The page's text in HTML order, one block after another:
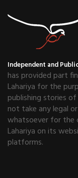
Independent and
has provided part
Lahariya for the
publishing stories
not take any legal
whatsoever for the
Lahariya on its
platforms.